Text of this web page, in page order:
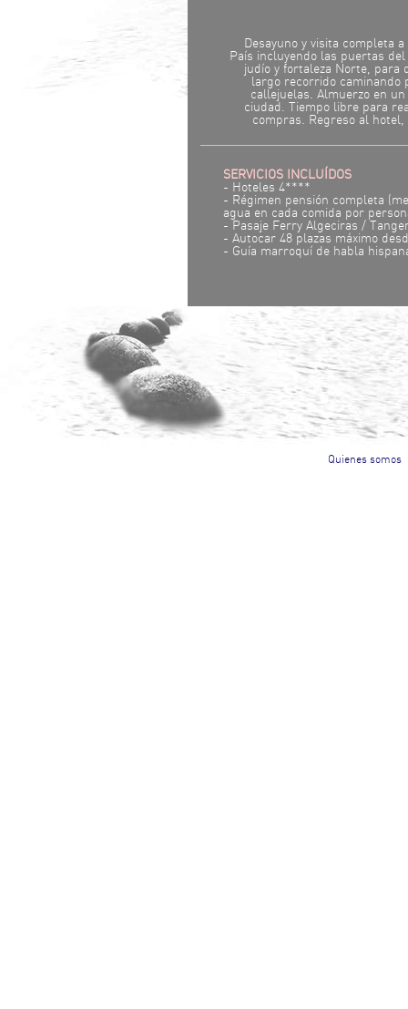
Desayuno y visita completa
País incluyendo las puertas
judío y fortaleza Norte, para
largo recorrido caminando
callejuelas. Almuerzo en
ciudad. Tiempo libre para
compras. Regreso al hotel,
SERVICIOS INCLUÍDOS
- Hoteles 4****
- Régimen pensión completa
agua en cada comida por
- Pasaje Ferry Algeciras /
- Autocar 48 plazas máximo
- Guía marroquí de habla
Quienes somos